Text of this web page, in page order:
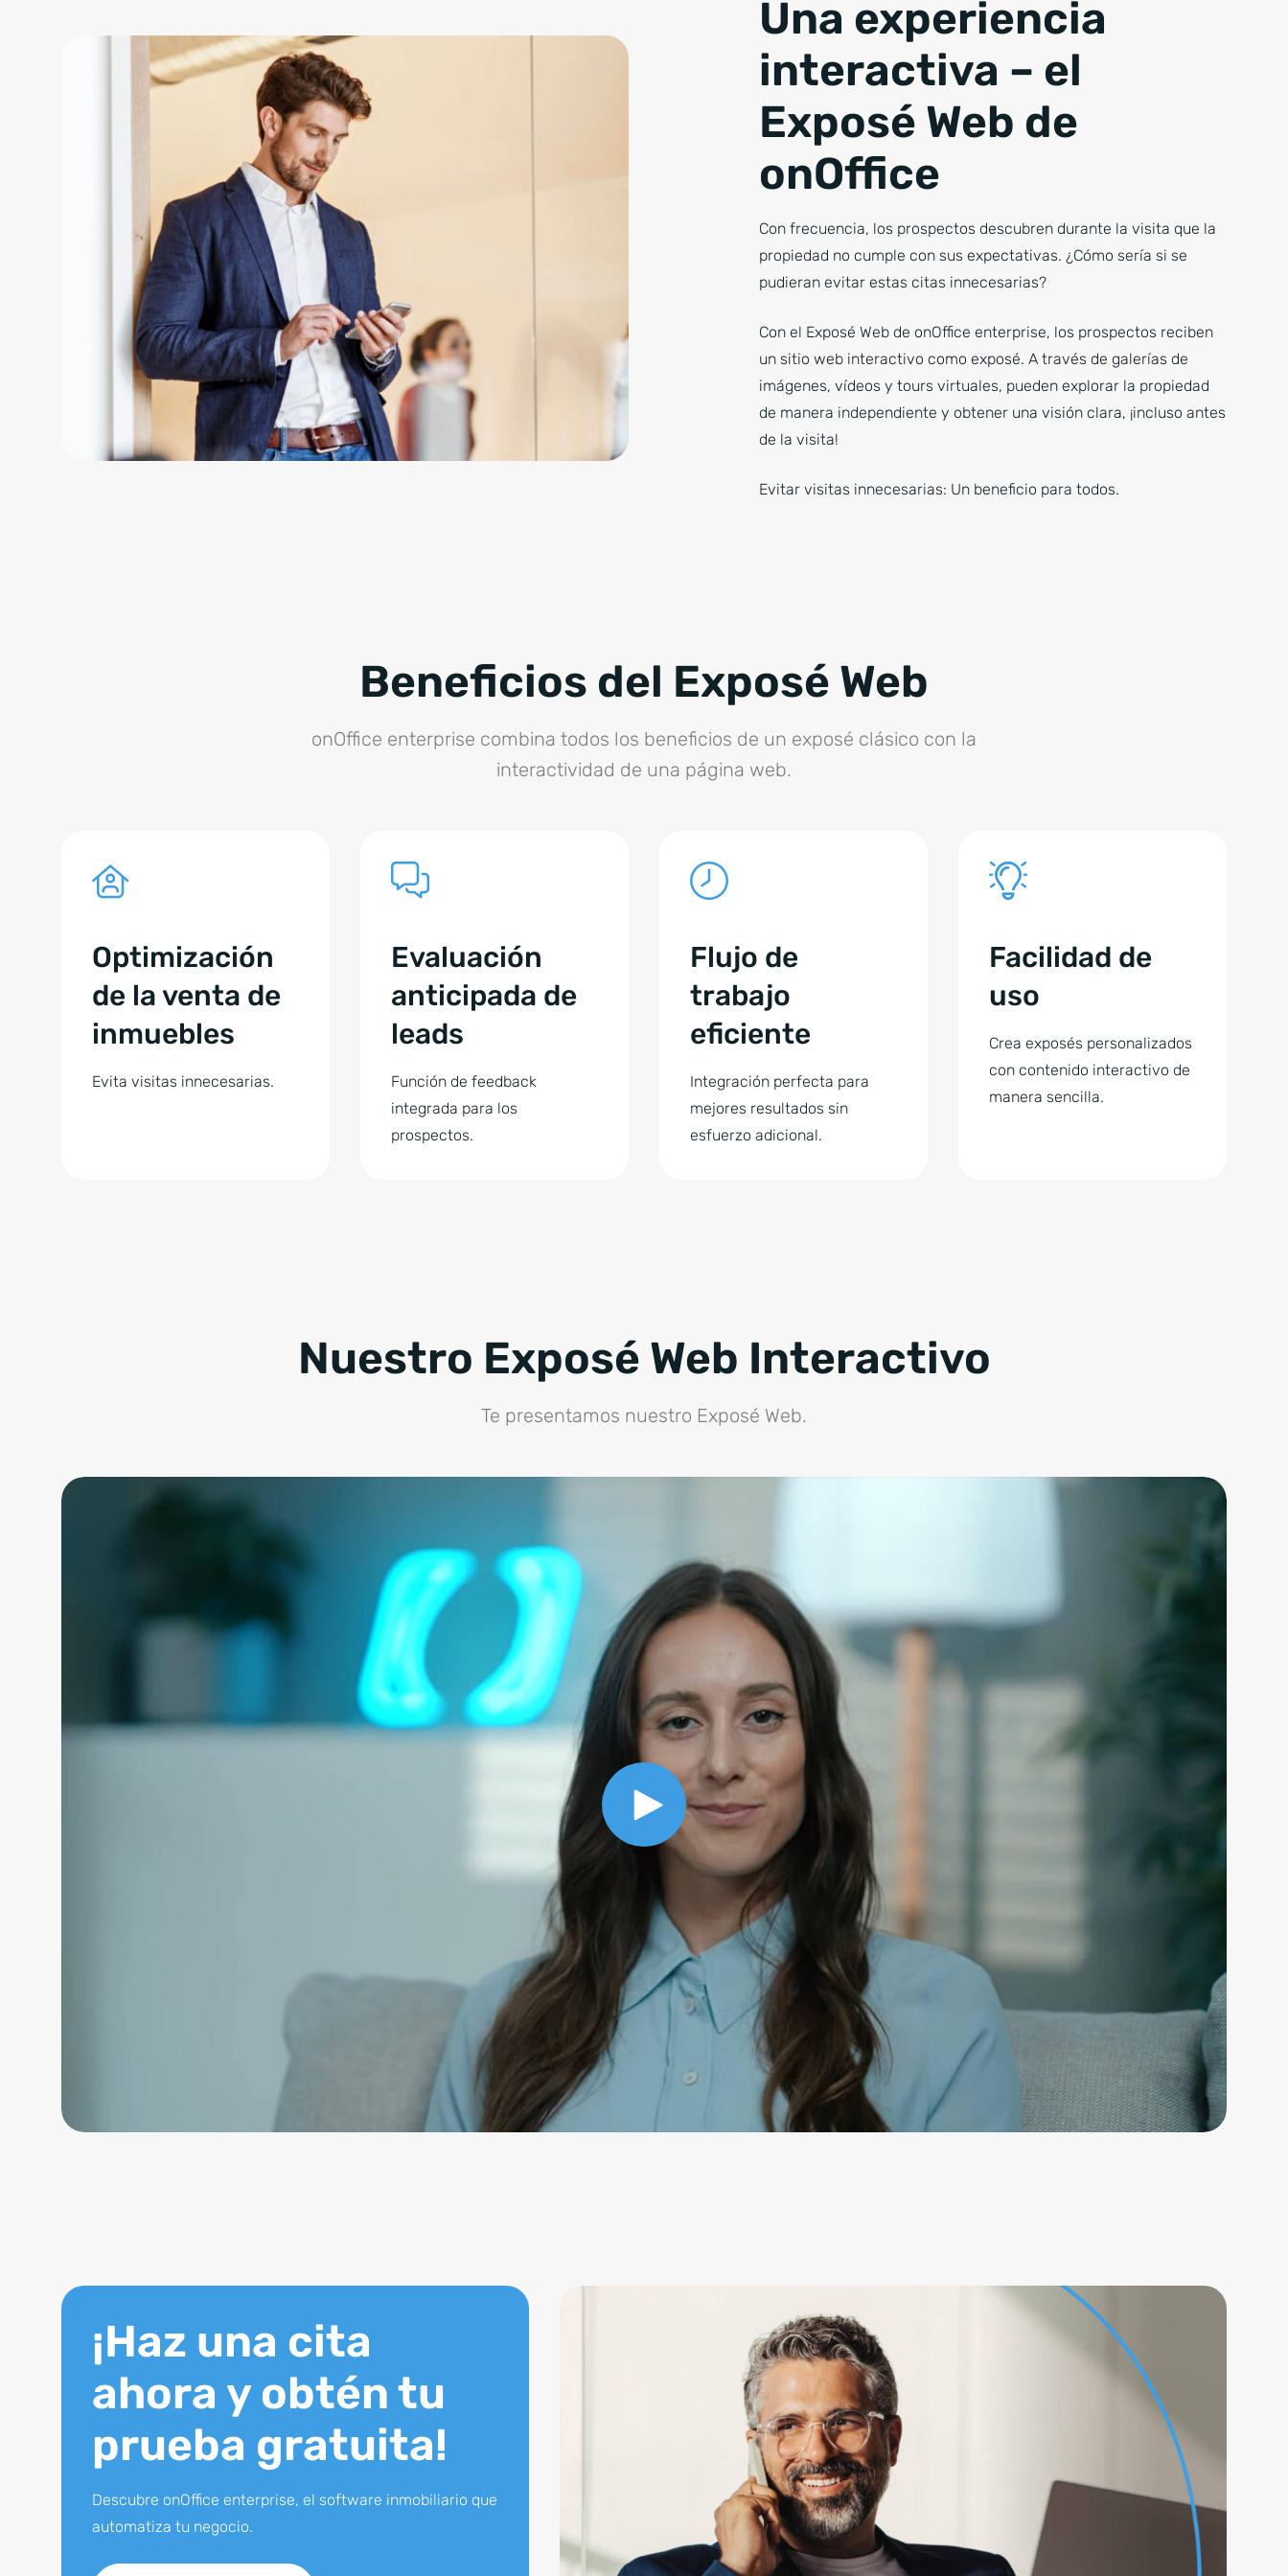
Una experiencia
interactiva – el
Exposé Web de
onOffice
Con frecuencia, los prospectos descubren durante la visita que la
propiedad no cumple con sus expectativas. ¿Cómo sería si se
pudieran evitar estas citas innecesarias?
Con el Exposé Web de onOffice enterprise, los prospectos reciben
un sitio web interactivo como exposé. A través de galerías de
imágenes, vídeos y tours virtuales, pueden explorar la propiedad
de manera independiente y obtener una visión clara, ¡incluso antes
de la visita!
Evitar visitas innecesarias: Un beneficio para todos.
Beneficios del Exposé Web
onOffice enterprise combina todos los beneficios de un exposé clásico con la
interactividad de una página web.
Optimización
de la venta de
inmuebles
Evita visitas innecesarias.
Evaluación
anticipada de
leads
Función de feedback
integrada para los
prospectos.
Flujo de
trabajo
eficiente
Integración perfecta para
mejores resultados sin
esfuerzo adicional.
Facilidad de
uso
Crea exposés personalizados
con contenido interactivo de
manera sencilla.
Nuestro Exposé Web Interactivo
Te presentamos nuestro Exposé Web.
¡Haz una cita
ahora y obtén tu
prueba gratuita!
Descubre onOffice enterprise, el software inmobiliario que
automatiza tu negocio.